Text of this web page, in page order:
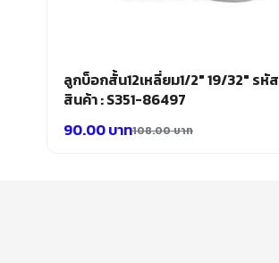
ลูกบ็อกสั้น12เหลี่ยม1/2″ 19/32″ รหัส
สินค้า : S351-86497
108.00บาท
90.00บาท